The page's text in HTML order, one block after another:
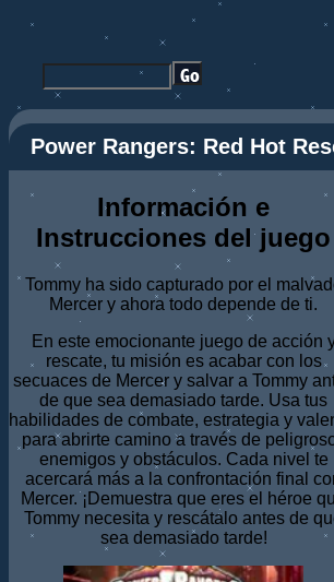
Power Rangers: Red Hot
Información e
Instrucciones del juego
Tommy ha sido capturado por el
Mercer y ahora todo depende de ti.
En este emocionante juego de acción
rescate, tu misión es acabar con los
secuaces de Mercer y salvar a Tommy
de que sea demasiado tarde. Usa tus
habilidades de combate, estrategia y
para abrirte camino a través de
enemigos y obstáculos. Cada nivel te
acercará más a la confrontación final
Mercer. ¡Demuestra que eres el héroe
Tommy necesita y rescátalo antes de
sea demasiado tarde!